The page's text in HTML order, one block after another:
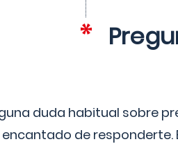
duda habitual sobre
de